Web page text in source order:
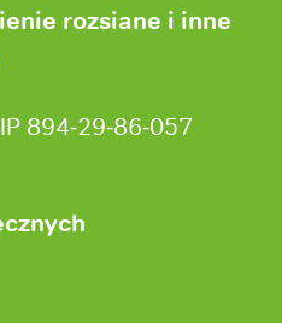
rozsiane i inne
894‑29‑86‑057